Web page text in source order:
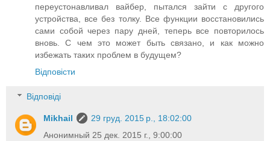
переустонавливал вайбер, пытался зайти с другого
устройства, все без толку. Все функции восстановились
сами собой через пару дней, теперь все повторилось
вновь. С чем это может быть связано, и как можно
избежать таких проблем в будущем?
Відповісти
Відповіді
Mikhail
29 груд. 2015 р., 18:02:00
Анонимный 25 дек. 2015 г., 9:00:00